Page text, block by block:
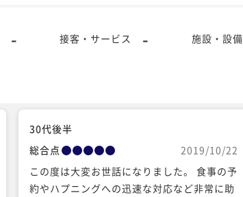
- 接客・サービス - 施設・設備
30代後半
総合点
2019/10/22
この度は大変お世話になりました。 食事の予
約やハプニングへの迅速な対応など非常に助